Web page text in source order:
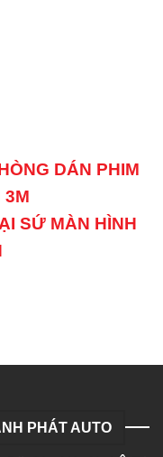
DÁN PHIM
3M
SỨ MÀN HÌNH
PHÁT AUTO